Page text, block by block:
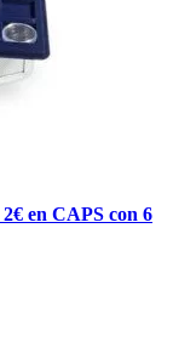
en CAPS con 6